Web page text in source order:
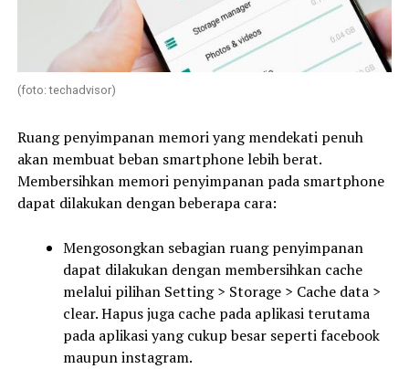
(foto: techadvisor)
Ruang penyimpanan memori yang mendekati penuh
akan membuat beban smartphone lebih berat.
Membersihkan memori penyimpanan pada smartphone
dapat dilakukan dengan beberapa cara:
Mengosongkan sebagian ruang penyimpanan
dapat dilakukan dengan membersihkan cache
melalui pilihan Setting > Storage > Cache data >
clear. Hapus juga cache pada aplikasi terutama
pada aplikasi yang cukup besar seperti facebook
maupun instagram.